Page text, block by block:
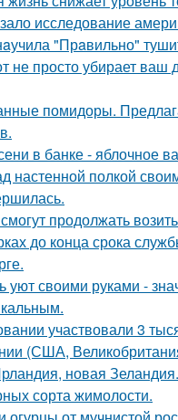
исследование
"Прaвильно"
не просто убирает ваш
помидоры.
в банке - яблочное
настенной полкой
продолжать
до конца срока
уют своими руками -
участвовали 3
(США,
новая Зеландия.
сорта жимолости.